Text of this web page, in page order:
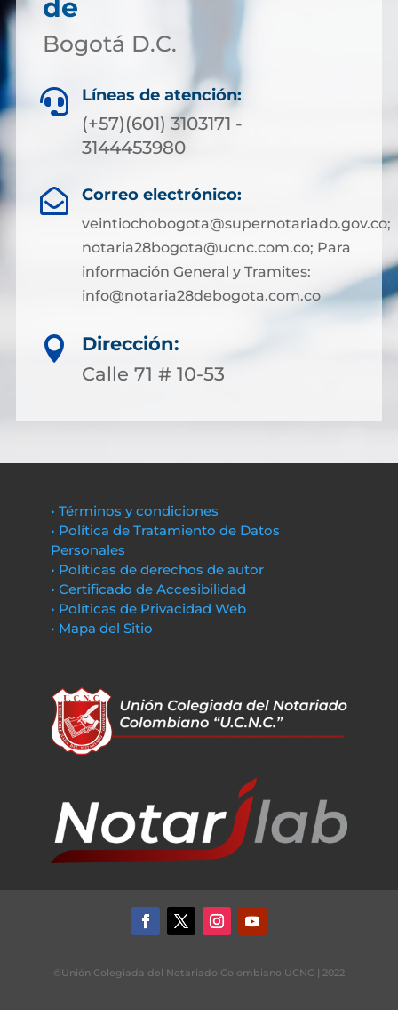
de
Bogotá D.C.
 Líneas de atención:
(+57)(601) 3103171 -
3144453980
 Correo electrónico:
veintiochobogota@supernotariado.gov.co;
notaria28bogota@ucnc.com.co; Para
información General y Tramites:
info@notaria28debogota.com.co

Dirección:
Calle 71 # 10-53
• Términos y condiciones
• Política de Tratamiento de Datos
Personales
• Políticas de derechos de autor
• Certificado de Accesibilidad
• Políticas de Privacidad Web
• Mapa del Sitio
©Unión Colegiada del Notariado Colombiano UCNC | 2022